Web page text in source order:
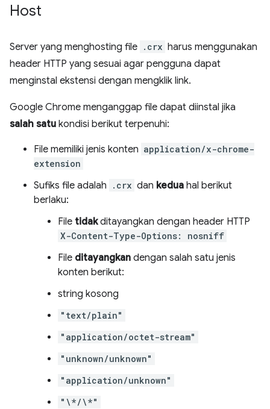
Host
Server yang menghosting file .crx harus menggunakan
header HTTP yang sesuai agar pengguna dapat
menginstal ekstensi dengan mengklik link.
Google Chrome menganggap file dapat diinstal jika
salah satu kondisi berikut terpenuhi:
File memiliki jenis konten application/x-chrome-
extension
Sufiks file adalah .crx dan kedua hal berikut
berlaku:
File tidakditayangkan dengan header HTTP
X-Content-Type-Options: nosniff
File ditayangkan dengan salah satu jenis
konten berikut:
string kosong
"text/plain"
"application/octet-stream"
"unknown/unknown"
"application/unknown"
"\*/\*"